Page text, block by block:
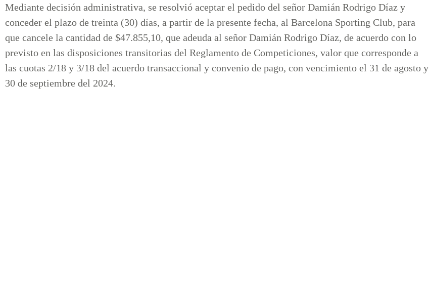
Mediante decisión administrativa, se resolvió aceptar el pedido del señor Damián Rodrigo Díaz y
conceder el plazo de treinta (30) días, a partir de la presente fecha, al Barcelona Sporting Club, para
que cancele la cantidad de $47.855,10, que adeuda al señor Damián Rodrigo Díaz, de acuerdo con lo
previsto en las disposiciones transitorias del Reglamento de Competiciones, valor que corresponde a
las cuotas 2/18 y 3/18 del acuerdo transaccional y convenio de pago, con vencimiento el 31 de agosto y
30 de septiembre del 2024.